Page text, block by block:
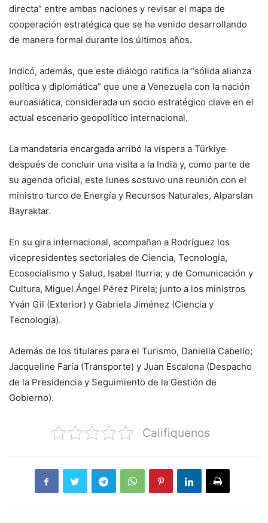
directa” entre ambas naciones y revisar el mapa de
cooperación estratégica que se ha venido desarrollando
de manera formal durante los últimos años.
Indicó, además, que este diálogo ratifica la “sólida alianza
política y diplomática” que une a Venezuela con la nación
euroasiática, considerada un socio estratégico clave en el
actual escenario geopolítico internacional.
La mandataria encargada arribó la víspera a Türkiye
después de concluir una visita a la India y, como parte de
su agenda oficial, este lunes sostuvo una reunión con el
ministro turco de Energía y Recursos Naturales, Alparslan
Bayraktar.
En su gira internacional, acompañan a Rodríguez los
vicepresidentes sectoriales de Ciencia, Tecnología,
Ecosocialismo y Salud, Isabel Iturria; y de Comunicación y
Cultura, Miguel Ángel Pérez Pirela; junto a los ministros
Yván Gil (Exterior) y Gabriela Jiménez (Ciencia y
Tecnología).
Además de los titulares para el Turismo, Daniella Cabello;
Jacqueline Faría (Transporte) y Juan Escalona (Despacho
de la Presidencia y Seguimiento de la Gestión de
Gobierno).
Califiquenos